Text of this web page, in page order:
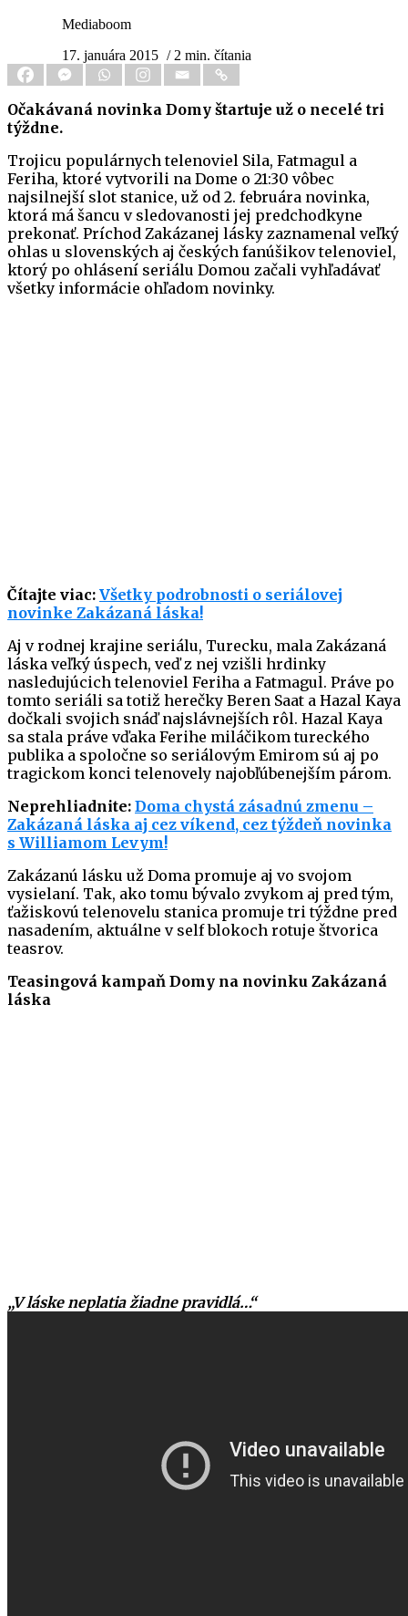
Mediaboom
17. januára 2015 / 2 min. čítania
Očakávaná novinka Domy štartuje už o necelé tri
týždne.
Trojicu populárnych telenoviel Sila, Fatmagul a
Feriha, ktoré vytvorili na Dome o 21:30 vôbec
najsilnejší slot stanice, už od 2. februára novinka,
ktorá má šancu v sledovanosti jej predchodkyne
prekonať. Príchod Zakázanej lásky zaznamenal veľký
ohlas u slovenských aj českých fanúšikov telenoviel,
ktorý po ohlásení seriálu Domou začali vyhľadávať
všetky informácie ohľadom novinky.
Čítajte viac: Všetky podrobnosti o seriálovej
novinke Zakázaná láska!
Aj v rodnej krajine seriálu, Turecku, mala Zakázaná
láska veľký úspech, veď z nej vzišli hrdinky
nasledujúcich telenoviel Feriha a Fatmagul. Práve po
tomto seriáli sa totiž herečky Beren Saat a Hazal Kaya
dočkali svojich snáď najslávnejších rôl. Hazal Kaya
sa stala práve vďaka Ferihe miláčikom tureckého
publika a spoločne so seriálovým Emirom sú aj po
tragickom konci telenovely najobľúbenejším párom.
Neprehliadnite: Doma chystá zásadnú zmenu –
Zakázaná láska aj cez víkend, cez týždeň novinka
s Williamom Levym!
Zakázanú lásku už Doma promuje aj vo svojom
vysielaní. Tak, ako tomu bývalo zvykom aj pred tým,
ťažiskovú telenovelu stanica promuje tri týždne pred
nasadením, aktuálne v self blokoch rotuje štvorica
teasrov.
Teasingová kampaň Domy na novinku Zakázaná
láska
„V láske neplatia žiadne pravidlá…“